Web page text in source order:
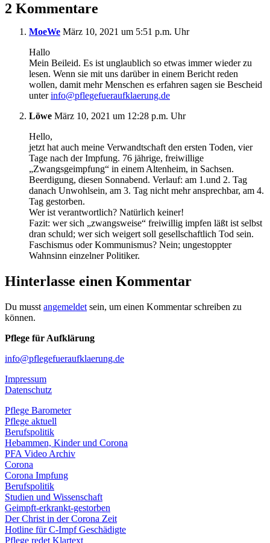
2 Kommentare
MoeWe März 10, 2021 um 5:51 p.m. Uhr
Hallo
Mein Beileid. Es ist unglaublich so etwas immer wieder zu
lesen. Wenn sie mit uns darüber in einem Bericht reden
wollen, damit mehr Menschen es erfahren sagen sie Bescheid
unterinfo@pflegefueraufklaerung.de
Löwe März 10, 2021 um 12:28 p.m. Uhr
Hello,
jetzt hat auch meine Verwandtschaft den ersten Toden, vier
Tage nach der Impfung. 76 jährige, freiwillige
„Zwangsgeimpfung“ in einem Altenheim, in Sachsen.
Beerdigung, diesen Sonnabend. Verlauf: am 1.und 2. Tag
danach Unwohlsein, am 3. Tag nicht mehr ansprechbar, am 4.
Tag gestorben.
Wer ist verantwortlich? Natürlich keiner!
Fazit: wer sich „zwangsweise“ freiwillig impfen läßt ist selbst
dran schuld; wer sich weigert soll gesellschaftlich Tod sein.
Faschismus oder Kommunismus? Nein; ungestoppter
Wahnsinn einzelner Politiker.
Hinterlasse einen Kommentar
Du musst angemeldet sein, um einen Kommentar schreiben zu
können.
Pflege für Aufklärung
info@pflegefueraufklaerung.de
Impressum
Datenschutz
Pflege Barometer
Pflege aktuell
Berufspolitik
Hebammen, Kinder und Corona
PFA Video Archiv
Corona
Corona Impfung
Berufspolitik
Studien und Wissenschaft
Geimpft-erkrankt-gestorben
Der Christ in der Corona Zeit
Hotline für C-Impf Geschädigte
Pflege redet Klartext